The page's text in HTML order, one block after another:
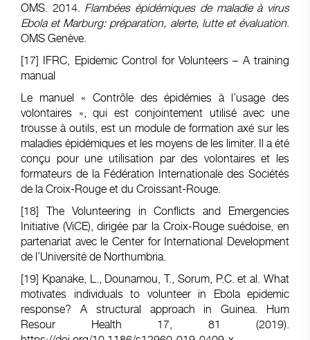
OMS. 2014. Flambées épidémiques de maladie à virus
Ebola et Marburg: préparation, alerte, lutte et évaluation.
OMS Genève.
[17] IFRC, Epidemic Control for Volunteers – A training
manual
Le manuel « Contrôle des épidémies à l’usage des
volontaires », qui est conjointement utilisé avec une
trousse à outils, est un module de formation axé sur les
maladies épidémiques et les moyens de les limiter. Il a été
conçu pour une utilisation par des volontaires et les
formateurs de la Fédération Internationale des Sociétés
de la Croix-Rouge et du Croissant-Rouge.
[18] The Volunteering in Conflicts and Emergencies
Initiative (ViCE), dirigée par la Croix-Rouge suédoise, en
partenariat avec le Center for International Development
de l’Université de Northumbria.
[19] Kpanake, L., Dounamou, T., Sorum, P.C. et al. What
motivates individuals to volunteer in Ebola epidemic
response? A structural approach in Guinea. Hum
Resour Health 17, 81 (2019).